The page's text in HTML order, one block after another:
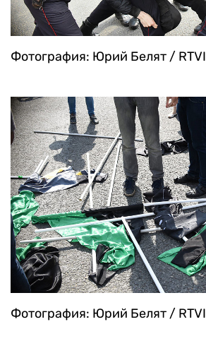
Фотография: Юрий Белят / RTVI
Фотография: Юрий Белят / RTVI